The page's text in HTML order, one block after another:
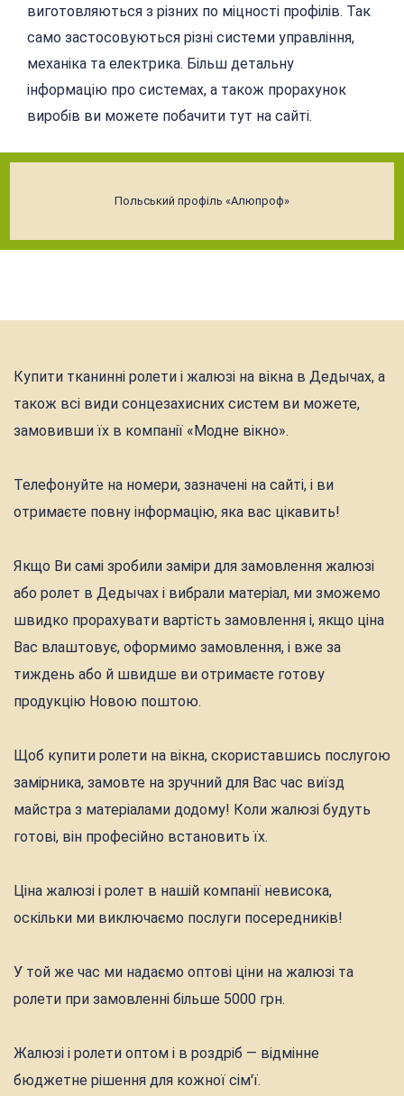
виготовляються з різних по міцності профілів. Так
само застосовуються різні системи управління,
механіка та електрика. Більш детальну
інформацію про системах, а також прорахунок
виробів ви можете побачити тут на сайті.
Польський профіль «Алюпроф»
Купити тканинні ролети і жалюзі на вікна в Дедычах, а
також всі види сонцезахисних систем ви можете,
замовивши їх в компанії «Модне вікно».
Телефонуйте на номери, зазначені на сайті, і ви
отримаєте повну інформацію, яка вас цікавить!
Якщо Ви самі зробили заміри для замовлення жалюзі
або ролет в Дедычах і вибрали матеріал, ми зможемо
швидко прорахувати вартість замовлення і, якщо ціна
Вас влаштовує, оформимо замовлення, і вже за
тиждень або й швидше ви отримаєте готову
продукцію Новою поштою.
Щоб купити ролети на вікна, скориставшись послугою
замірника, замовте на зручний для Вас час виїзд
майстра з матеріалами додому! Коли жалюзі будуть
готові, він професійно встановить їх.
Ціна жалюзі і ролет в нашій компанії невисока,
оскільки ми виключаємо послуги посередників!
У той же час ми надаємо оптові ціни на жалюзі та
ролети при замовленні більше 5000 грн.
Жалюзі і ролети оптом і в роздріб — відмінне
бюджетне рішення для кожної сім'ї.